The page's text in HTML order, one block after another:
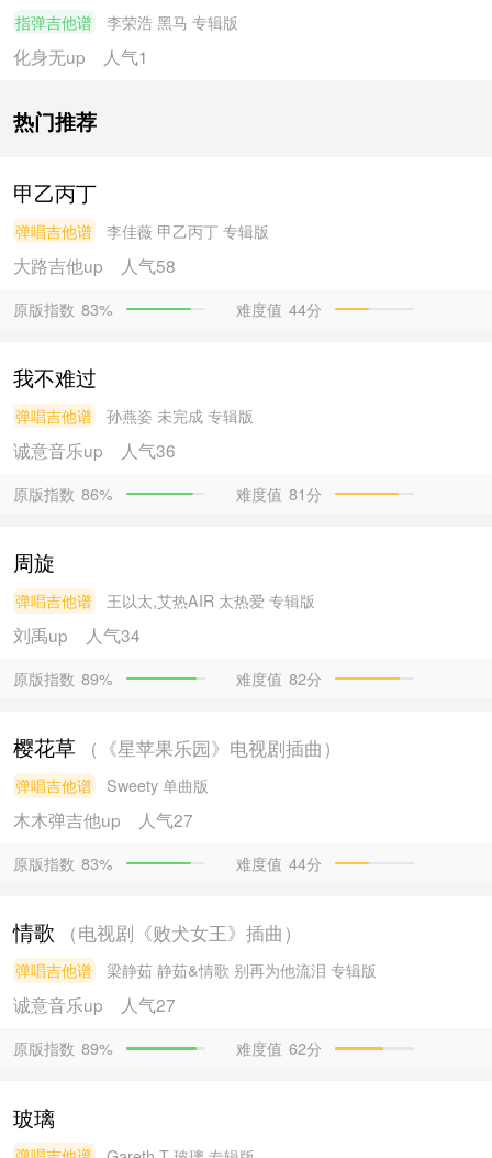
指弹吉他谱 李荣浩 黑马 专辑版
化身无up 人气1
热门推荐
甲乙丙丁
弹唱吉他谱 李佳薇 甲乙丙丁 专辑版
大路吉他up 人气58
原版指数 83% 难度值 44分
我不难过
弹唱吉他谱 孙燕姿 未完成 专辑版
诚意音乐up 人气36
原版指数 86% 难度值 81分
周旋
弹唱吉他谱 王以太,艾热AIR 太热爱 专辑版
刘禹up 人气34
原版指数 89% 难度值 82分
樱花草 （《星苹果乐园》电视剧插曲）
弹唱吉他谱 Sweety 单曲版
木木弹吉他up 人气27
原版指数 83% 难度值 44分
情歌 （电视剧《败犬女王》插曲）
弹唱吉他谱 梁静茹 静茹&情歌 别再为他流泪 专辑版
诚意音乐up 人气27
原版指数 89% 难度值 62分
玻璃